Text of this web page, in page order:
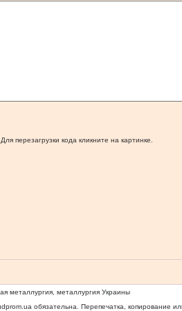
перезагрузки кода кликните на картинке.
металлургия, металлургия Украины
обязательна. Перепечатка, копирование